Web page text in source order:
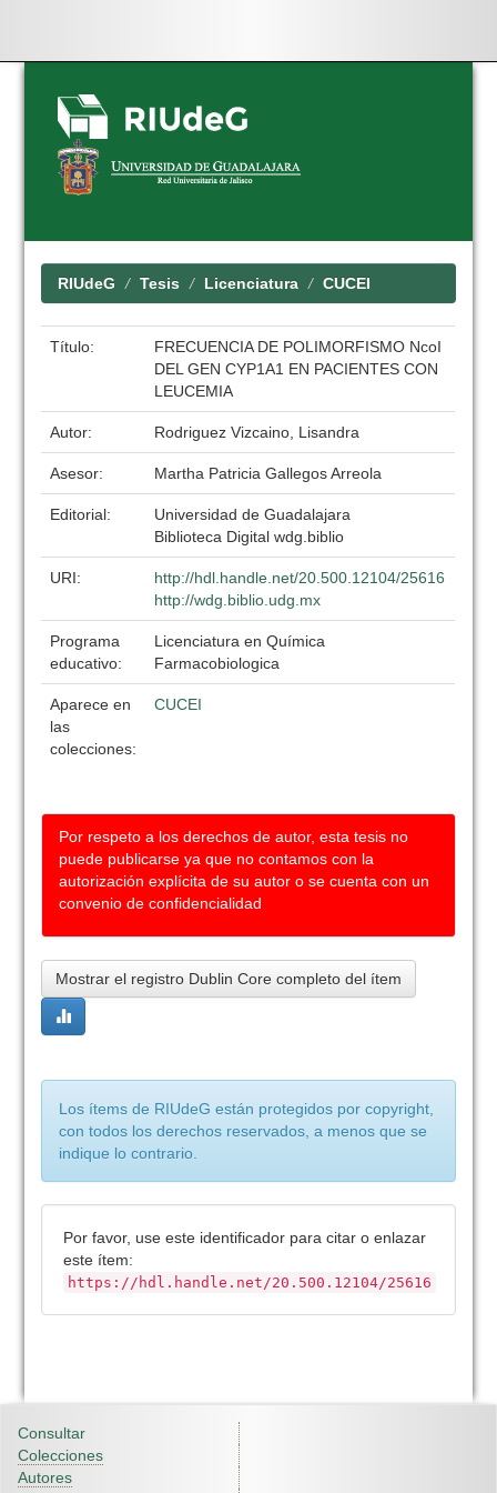
Skip
navigation
RIUdeG Tesis Licenciatura CUCEI
Título:
FRECUENCIA DE POLIMORFISMO NcoI
DEL GEN CYP1A1 EN PACIENTES CON
LEUCEMIA
Autor: Rodriguez Vizcaino, Lisandra
Asesor: Martha Patricia Gallegos Arreola
Editorial:
Universidad de Guadalajara
Biblioteca Digital wdg.biblio
URI:
http://hdl.handle.net/20.500.12104/25616
http://wdg.biblio.udg.mx
Programa
educativo:
Licenciatura en Química
Farmacobiologica
Aparece en
las
colecciones:
CUCEI
Por respeto a los derechos de autor, esta tesis no
puede publicarse ya que no contamos con la
autorización explícita de su autor o se cuenta con un
convenio de confidencialidad
Mostrar el registro Dublin Core completo del ítem
Los ítems de RIUdeG están protegidos por copyright,
con todos los derechos reservados, a menos que se
indique lo contrario.
Por favor, use este identificador para citar o enlazar
este ítem:
https://hdl.handle.net/20.500.12104/25616
Consultar
Colecciones
Autores